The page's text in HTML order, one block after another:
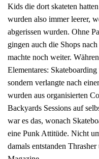
Kids die dort skateten
wurden also immer leerer,
abgerissen wurden. Ohne
gingen auch die Shops
machte noch weiter.
Elementares:
sondern verlangte nach
wurden aus organisierten
Backyards Sessions auf
war es das, wonach
eine Punk Attitüde. Nicht
damals entstanden